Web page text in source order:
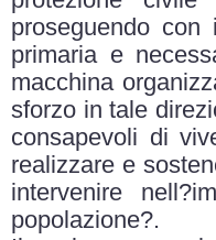
proseguendo
primaria e
macchina
sforzo in tale
consapevoli di
realizzare e
intervenire
popolazione?.